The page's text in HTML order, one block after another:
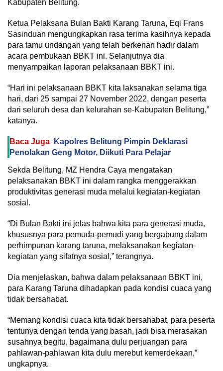
Kabupaten Belitung.
Ketua Pelaksana Bulan Bakti Karang Taruna, Eqi Frans
Sasinduan mengungkapkan rasa terima kasihnya kepada
para tamu undangan yang telah berkenan hadir dalam
acara pembukaan BBKT ini. Selanjutnya dia
menyampaikan laporan pelaksanaan BBKT ini.
“Hari ini pelaksanaan BBKT kita laksanakan selama tiga
hari, dari 25 sampai 27 November 2022, dengan peserta
dari seluruh desa dan kelurahan se-Kabupaten Belitung,”
katanya.
Baca Juga
Kapolres Belitung Pimpin Deklarasi
Penolakan Geng Motor, Diikuti Para Pelajar
Sekda Belitung, MZ Hendra Caya mengatakan
pelaksanakan BBKT ini dalam rangka menggerakkan
produktivitas generasi muda melalui kegiatan-kegiatan
sosial.
“Di Bulan Bakti ini jelas bahwa kita para generasi muda,
khususnya para pemuda-pemudi yang bergabung dalam
perhimpunan karang taruna, melaksanakan kegiatan-
kegiatan yang sifatnya sosial,” terangnya.
Dia menjelaskan, bahwa dalam pelaksanaan BBKT ini,
para Karang Taruna dihadapkan pada kondisi cuaca yang
tidak bersahabat.
“Memang kondisi cuaca kita tidak bersahabat, para peserta
tentunya dengan tenda yang basah, jadi bisa merasakan
susahnya begitu, bagaimana dulu perjuangan para
pahlawan-pahlawan kita dulu merebut kemerdekaan,”
ungkapnya.